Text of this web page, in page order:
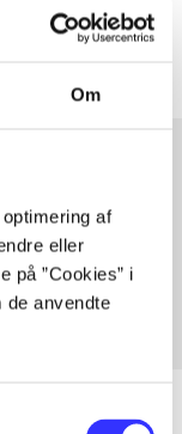
Om
af
eller
på ”Cookies” i
de anvendte